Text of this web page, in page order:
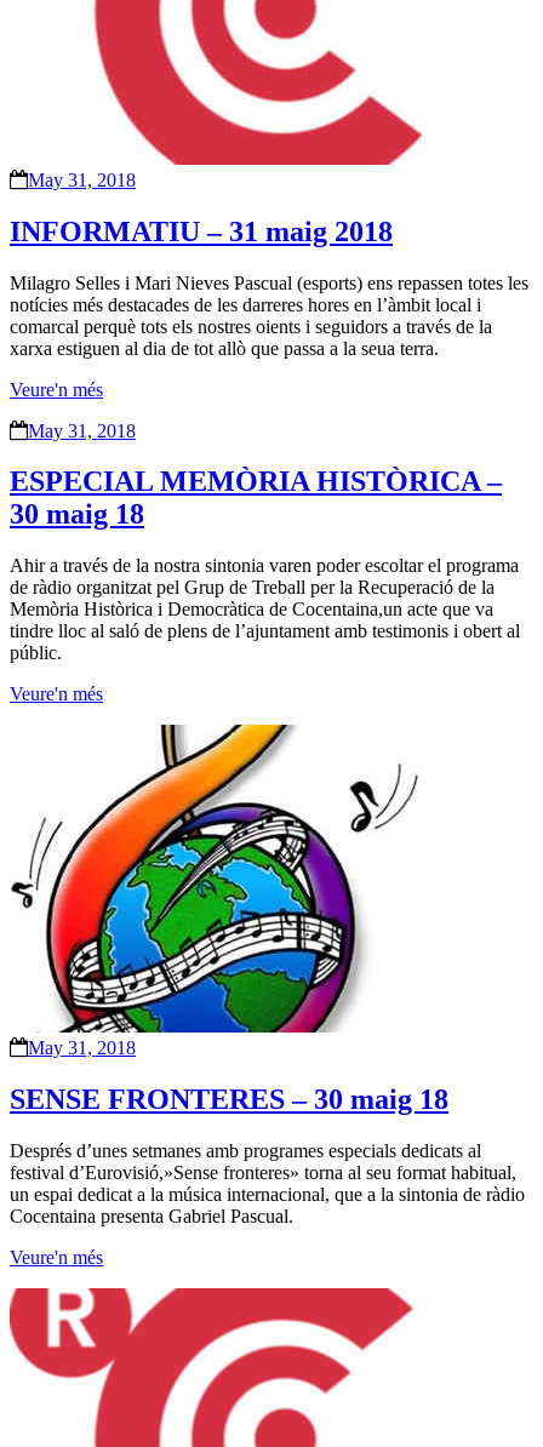
May 31, 2018
INFORMATIU – 31 maig 2018
Milagro Selles i Mari Nieves Pascual (esports) ens repassen totes les
notícies més destacades de les darreres hores en l’àmbit local i
comarcal perquè tots els nostres oients i seguidors a través de la
xarxa estiguen al dia de tot allò que passa a la seua terra.
Veure'n més
May 31, 2018
ESPECIAL MEMÒRIA HISTÒRICA –
30 maig 18
Ahir a través de la nostra sintonia varen poder escoltar el programa
de ràdio organitzat pel Grup de Treball per la Recuperació de la
Memòria Històrica i Democràtica de Cocentaina,un acte que va
tindre lloc al saló de plens de l’ajuntament amb testimonis i obert al
públic.
Veure'n més
May 31, 2018
SENSE FRONTERES – 30 maig 18
Després d’unes setmanes amb programes especials dedicats al
festival d’Eurovisió,»Sense fronteres» torna al seu format habitual,
un espai dedicat a la música internacional, que a la sintonia de ràdio
Cocentaina presenta Gabriel Pascual.
Veure'n més